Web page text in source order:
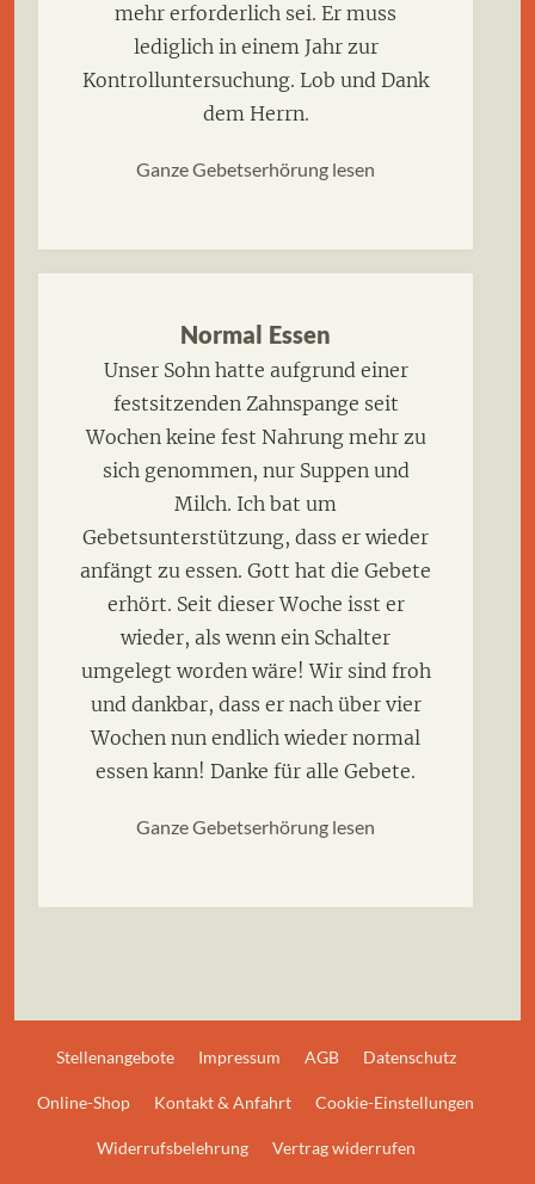
mehr erforderlich sei. Er muss
lediglich in einem Jahr zur
Kontrolluntersuchung. Lob und Dank
dem Herrn.
Ganze Gebetserhörung lesen
Normal Essen
Unser Sohn hatte aufgrund einer
festsitzenden Zahnspange seit
Wochen keine fest Nahrung mehr zu
sich genommen, nur Suppen und
Milch. Ich bat um
Gebetsunterstützung, dass er wieder
anfängt zu essen. Gott hat die Gebete
erhört. Seit dieser Woche isst er
wieder, als wenn ein Schalter
umgelegt worden wäre! Wir sind froh
und dankbar, dass er nach über vier
Wochen nun endlich wieder normal
essen kann! Danke für alle Gebete.
Ganze Gebetserhörung lesen
Stellenangebote Impressum AGB Datenschutz
Online-Shop Kontakt & Anfahrt Cookie-Einstellungen
Widerrufsbelehrung Vertrag widerrufen